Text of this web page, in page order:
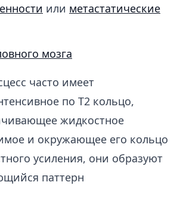
или метастатические
мозга
часто имеет
по Т2 кольцо,
жидкостное
и окружающее его кольцо
усиления, они образуют
паттерн